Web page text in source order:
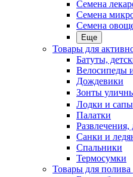
Семена
Семена
Семена
Еще
Товары для
Батуты,
Велосипеды
Дождевики
Зонты
Лодки и сапы
Палатки
Санки и
Спальники
Термосумки
Товары для полива